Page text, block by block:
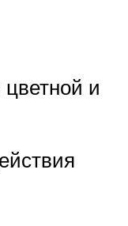
и